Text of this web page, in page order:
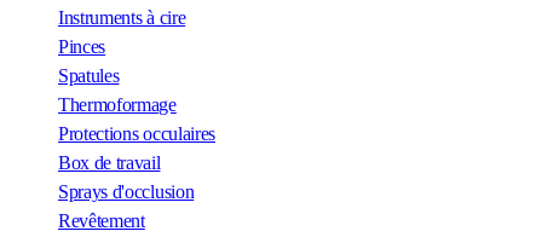
Instruments à cire
Pinces
Spatules
Thermoformage
Protections occulaires
Box de travail
Sprays d'occlusion
Revêtement